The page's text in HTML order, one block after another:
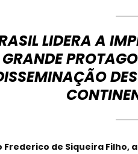
LIDERA A
GRANDE
Frederico de Siqueira Filho,